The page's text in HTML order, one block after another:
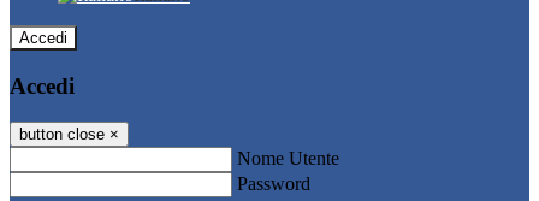
Accedi
Accedi
button close ×
Nome Utente
Password